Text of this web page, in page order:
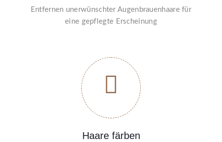
Entfernen unerwünschter Augenbrauenhaare für
eine gepflegte Erscheinung
Haare färben